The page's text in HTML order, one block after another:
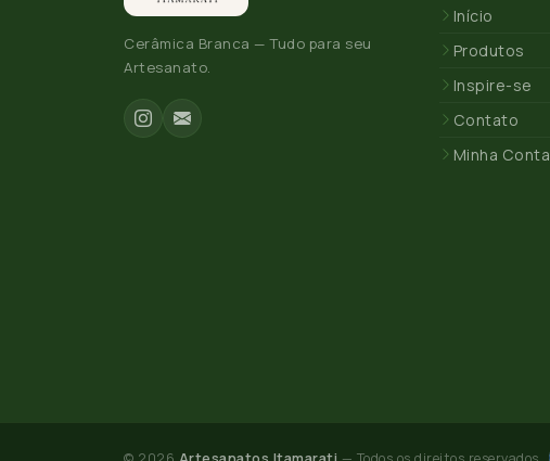
Cerâmica Branca — Tudo para seu
Artesanato.
Início
Produtos
Inspire-se
Contato
Minha Conta